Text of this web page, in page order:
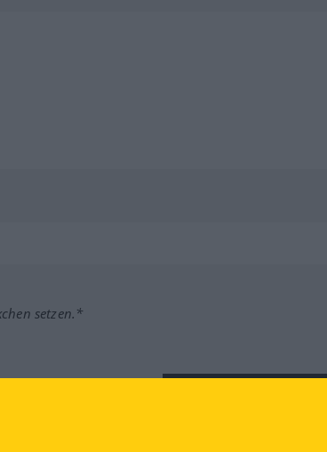
setzen.*